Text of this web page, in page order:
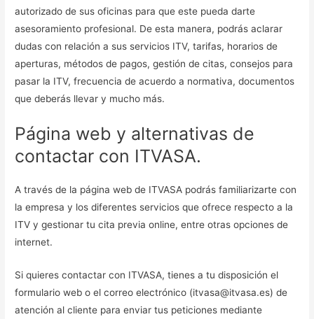
autorizado de sus oficinas para que este pueda darte
asesoramiento profesional. De esta manera, podrás aclarar
dudas con relación a sus servicios ITV, tarifas, horarios de
aperturas, métodos de pagos, gestión de citas, consejos para
pasar la ITV, frecuencia de acuerdo a normativa, documentos
que deberás llevar y mucho más.
Página web y alternativas de
contactar con ITVASA.
A través de la página web de ITVASA podrás familiarizarte con
la empresa y los diferentes servicios que ofrece respecto a la
ITV y gestionar tu cita previa online, entre otras opciones de
internet.
Si quieres contactar con ITVASA, tienes a tu disposición el
formulario web o el correo electrónico (itvasa@itvasa.es) de
atención al cliente para enviar tus peticiones mediante